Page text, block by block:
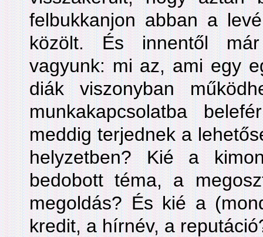
felbukkanjon abban a
közölt. És innentől
vagyunk: mi az, ami egy
diák viszonyban
munkakapcsolatba
meddig terjednek a
helyzetben? Kié a
bedobott téma, a
megoldás? És kié a
kredit, a hírnév, a